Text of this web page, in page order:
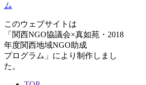
このウェブサイトは
「関西NGO協議会×真如苑・2018
年度関西地域NGO助成
プログラム」により制作しまし
た。